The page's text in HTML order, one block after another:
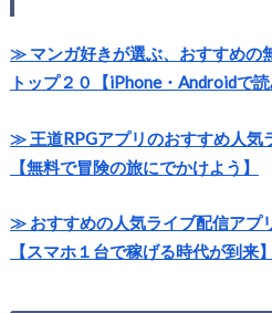
≫ マンガ好きが選ぶ、おすすめの
トップ２０【iPhone・Androidで読
≫ 王道RPGアプリのおすすめ人気
【無料で冒険の旅にでかけよう】
≫ おすすめの人気ライブ配信アプ
【スマホ１台で稼げる時代が到来】